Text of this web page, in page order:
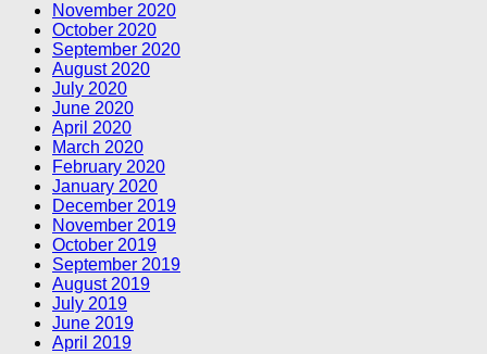
November 2020
October 2020
September 2020
August 2020
July 2020
June 2020
April 2020
March 2020
February 2020
January 2020
December 2019
November 2019
October 2019
September 2019
August 2019
July 2019
June 2019
April 2019